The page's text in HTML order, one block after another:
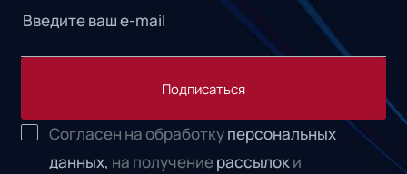
Подписаться
Согласен на обработкуперсональных
данных, на получениерассылоки